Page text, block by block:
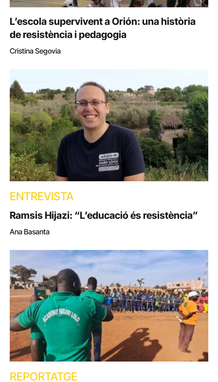
L’escola supervivent a Orión: una història
de resistència i pedagogia
Cristina Segovia
ENTREVISTA
Ramsis Hijazi: “L’educació és resistència”
Ana Basanta
REPORTATGE